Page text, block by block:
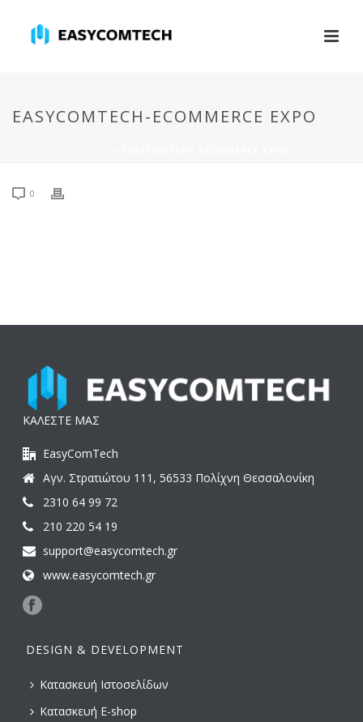
EASYCOMTECH-ECOMMERCE EXPO
0
ΚΑΛΕΣΤΕ ΜΑΣ
EasyComTech
Αγν. Στρατιώτου 111, 56533 Πολίχνη Θεσσαλονίκη
2310 64 99 72
210 220 54 19
support@easycomtech.gr
www.easycomtech.gr
DESIGN & DEVELOPMENT
Κατασκευή Ιστοσελίδων
Κατασκευή E-shop